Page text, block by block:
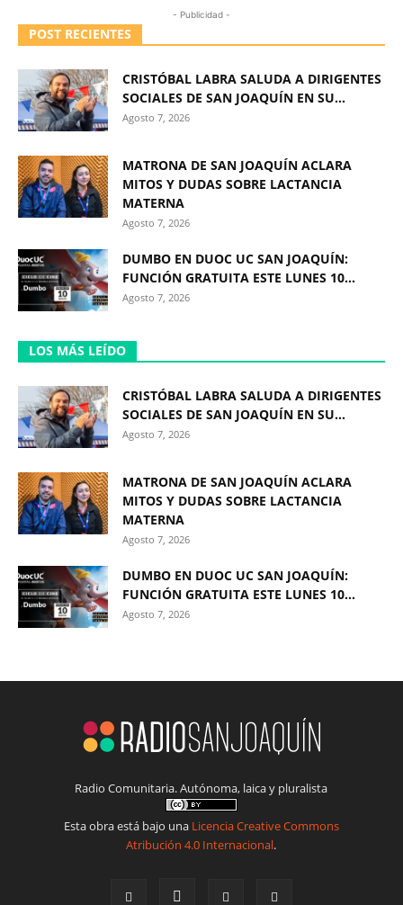
- Publicidad -
POST RECIENTES
CRISTÓBAL LABRA SALUDA A DIRIGENTES
SOCIALES DE SAN JOAQUÍN EN SU...
Agosto 7, 2026
MATRONA DE SAN JOAQUÍN ACLARA
MITOS Y DUDAS SOBRE LACTANCIA
MATERNA
Agosto 7, 2026
DUMBO EN DUOC UC SAN JOAQUÍN:
FUNCIÓN GRATUITA ESTE LUNES 10...
Agosto 7, 2026
LOS MÁS LEÍDO
CRISTÓBAL LABRA SALUDA A DIRIGENTES
SOCIALES DE SAN JOAQUÍN EN SU...
Agosto 7, 2026
MATRONA DE SAN JOAQUÍN ACLARA
MITOS Y DUDAS SOBRE LACTANCIA
MATERNA
Agosto 7, 2026
DUMBO EN DUOC UC SAN JOAQUÍN:
FUNCIÓN GRATUITA ESTE LUNES 10...
Agosto 7, 2026
Radio Comunitaria. Autónoma, laica y pluralista
Esta obra está bajo una Licencia Creative Commons
Atribución 4.0 Internacional.